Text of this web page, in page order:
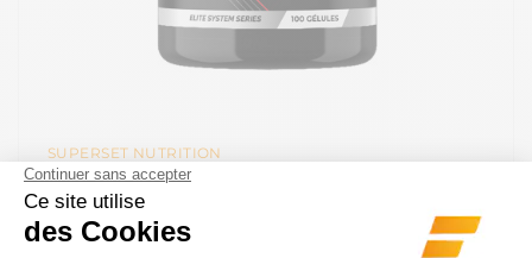
SUPERSET NUTRITION
REDBURN HARDCORE (100 CAPS)
35.9 €
45.9 €
Pourquoi choisir le brûleur Redburn Hardcore ? Le